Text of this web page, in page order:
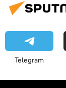
Telegram